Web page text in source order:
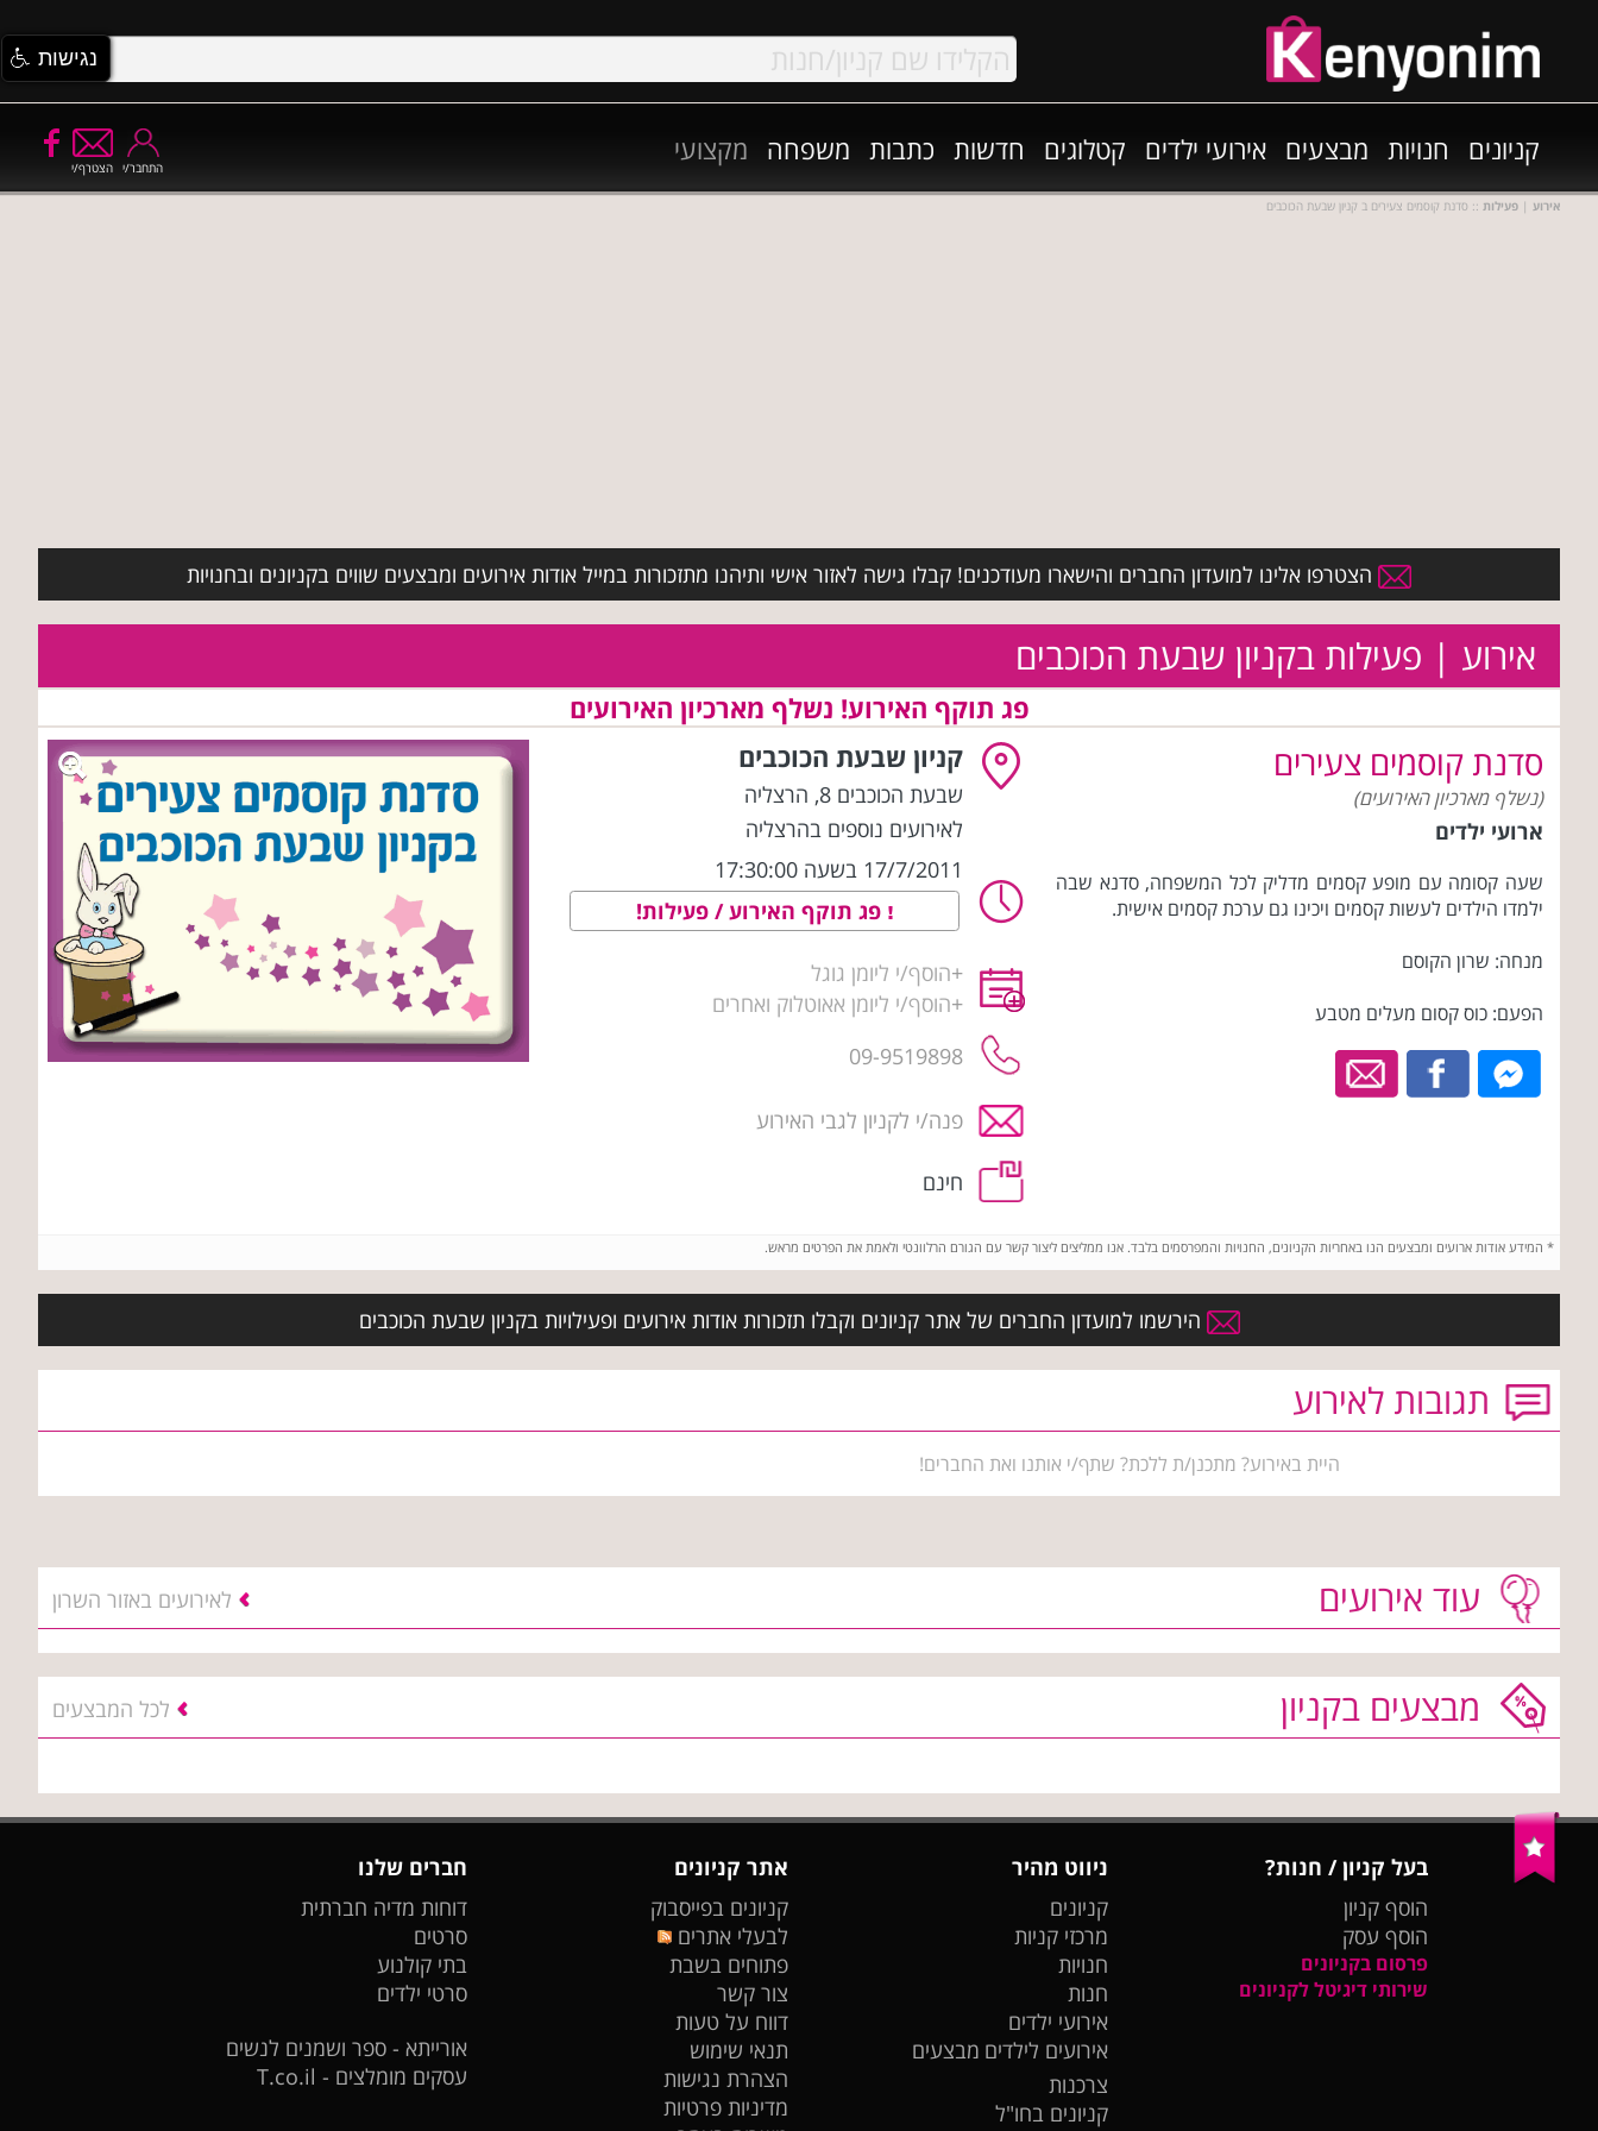
קניונים חנויות מבצעים אירועי ילדים קטלוגים חדשות כתבות משפחה מקצועי
הצטרף/י התחבר/י
אירוע | פעילות :: סדנת קוסמים צעירים ב קניון שבעת הכוכבים
הצטרפו אלינו למועדון החברים והישארו מעודכנים! קבלו גישה לאזור אישי ותיהנו מתזכורות במייל אודות אירועים ומבצעים שווים בקניונים ובחנויות
אירוע | פעילות בקניון שבעת הכוכבים
פג תוקף האירוע! נשלף מארכיון האירועים
סדנת קוסמים צעירים
(נשלף מארכיון האירועים)
ארועי ילדים
שעה קסומה עם מופע קסמים מדליק לכל המשפחה, סדנא שבה
ילמדו הילדים לעשות קסמים ויכינו גם ערכת קסמים אישית.
מנחה: שרון הקוסם
הפעם: כוס קסום מעלים מטבע
קניון שבעת הכוכבים
שבעת הכוכבים 8 , הרצליה
לאירועים נוספים בהרצליה
17/7/2011 בשעה 17:30:00
פג תוקף האירוע / פעילות!
+הוסף/י ליומן גוגל
+הוסף/י ליומן אאוטלוק ואחרים
09-9519898
פנה/י לקניון לגבי האירוע
חינם
* המידע אודות ארועים ומבצעים הנו באחריות הקניונים, החנויות והמפרסמים בלבד. אנו ממליצים ליצור קשר עם הגורם הרלוונטי ולאמת את הפרטים מראש.
הירשמו למועדון החברים של אתר קניונים וקבלו תזכורות אודות אירועים ופעילויות בקניון שבעת הכוכבים
תגובות לאירוע
היית באירוע? מתכנן/ת ללכת? שתף/י אותנו ואת החברים!
עוד אירועים לאירועים באזור השרון
מבצעים בקניון לכל המבצעים
בעל קניון / חנות?
הוסף קניון
הוסף עסק
פרסום בקניונים
שירותי דיגיטל לקניונים
ניווט מהיר
קניונים
מרכזי קניות
חנויות
חנות
אירועי ילדים
אירועים לילדים מבצעים
צרכנות
קניונים בחו"ל
אתר קניונים
קניונים בפייסבוק
לבעלי אתרים
פתוחים בשבת
צור קשר
דווח על טעות
תנאי שימוש
הצהרת נגישות
מדיניות פרטיות
חברים שלנו
דוחות מדיה חברתית
סרטים
בתי קולנוע
סרטי ילדים
אורייתא - ספר ושמנים לנשים
עסקים מומלצים - T.co.il
נגישות